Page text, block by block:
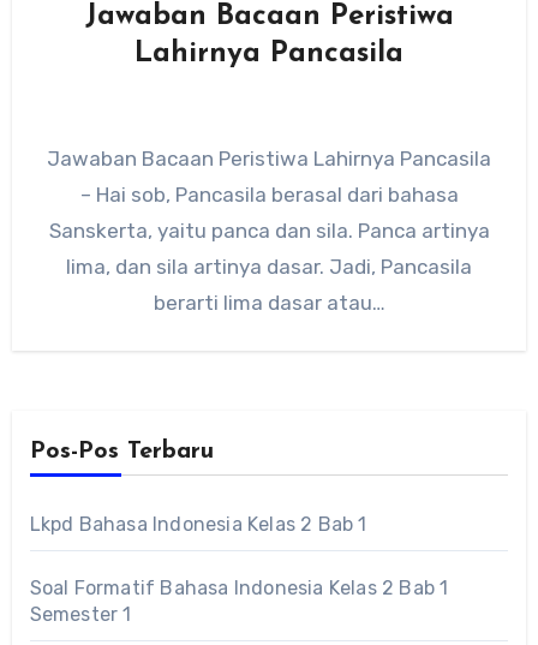
Jawaban Bacaan Peristiwa
Lahirnya Pancasila
Jawaban Bacaan Peristiwa Lahirnya Pancasila
– Hai sob, Pancasila berasal dari bahasa
Sanskerta, yaitu panca dan sila. Panca artinya
lima, dan sila artinya dasar. Jadi, Pancasila
berarti lima dasar atau…
Pos-Pos Terbaru
Lkpd Bahasa Indonesia Kelas 2 Bab 1
Soal Formatif Bahasa Indonesia Kelas 2 Bab 1
Semester 1